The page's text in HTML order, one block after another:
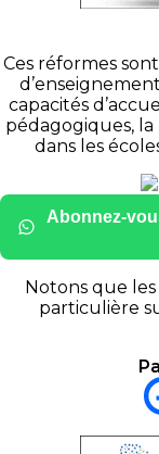
Ces réformes
capacités
pédagogiques,
dans les
Abonnez-
Notons que
particulière